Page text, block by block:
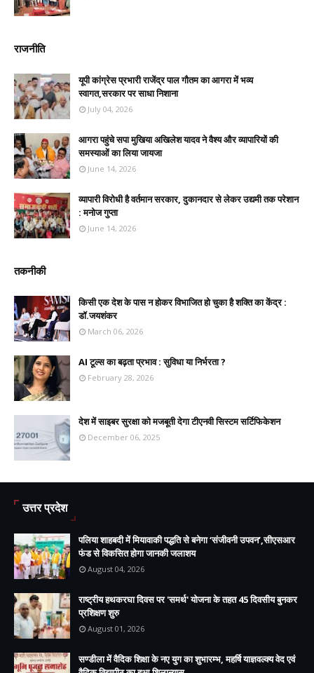
राजनीति
यूपी कांग्रेस प्रभारी राजेंद्र पाल गौतम का आगरा में भव्य
स्वागत,सरकार पर साधा निशाना
July 04, 2026
आगरा पहुंचे सपा मुखिया अखिलेश यादव ने वैश्य और व्यापारियों की
समस्याओं का लिया जायजा
June 14, 2026
व्यापारी विरोधी है वर्तमान सरकार, दुकानदार से लेकर उद्यमी तक परेशान
: मनोज गुप्ता
June 14, 2026
तकनीकी
किसी एक देश के पास न होकर विभाजित हो चुका है शक्ति का केंद्र :
डॉ.जयशंकर
March 06, 2026
AI टूल्स का बढ़ता प्रभाव : सुविधा या निर्भरता ?
February 28, 2026
देश में साइबर सुरक्षा को मजबूती देगा टीएनवी सिस्टम सर्टिफिकेशन
December 06, 2025
उत्तर प्रदेश
पलिया शाहबदी में मियावाकी पद्धति से बनेगा ‘संजीवनी उपवन’,सीएसआर
फंड से विकसित होगा जानकी जलाशय
August 04, 2026
राष्ट्रीय हथकरघा दिवस पर 'समर्थ' योजना के तहत 45 दिवसीय बुनकर
प्रशिक्षण शुरु
August 01, 2026
सण्डीला में वैदिक शिक्षा के नए युग का शुभारम्भ, महर्षि याज्ञवल्क्य वेद एवं